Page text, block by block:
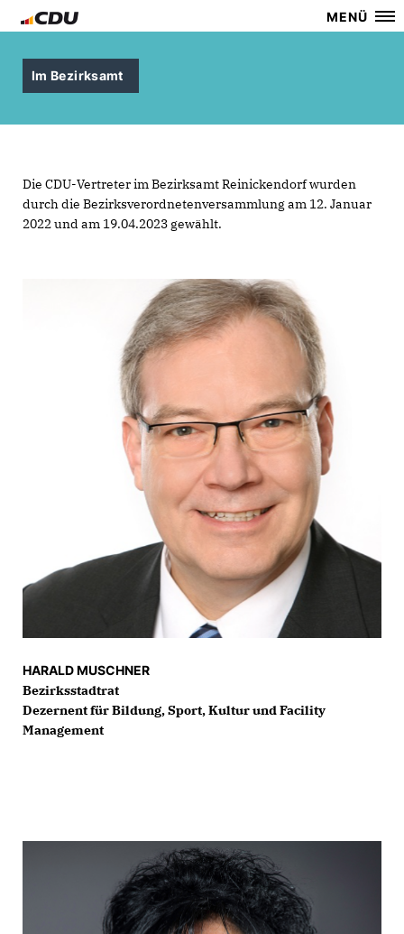
MENÜ
Im Bezirksamt
Die CDU-Vertreter im Bezirksamt Reinickendorf wurden
durch die Bezirksverordnetenversammlung am 12. Januar
2022 und am 19.04.2023 gewählt.
HARALD MUSCHNER
Bezirksstadtrat
Dezernent für Bildung, Sport, Kultur und Facility
Management